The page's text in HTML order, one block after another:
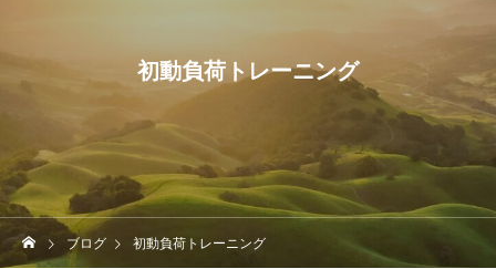
初動負荷トレーニング
ブログ 初動負荷トレーニング